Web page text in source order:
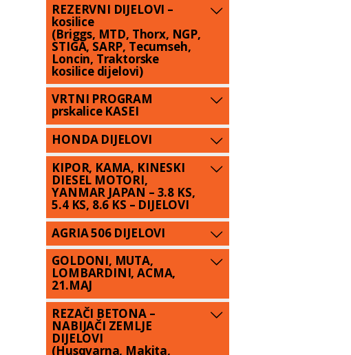
REZERVNI DIJELOVI –
kosilice
(Briggs, MTD, Thorx, NGP,
STIGA, SARP, Tecumseh,
Loncin, Traktorske
kosilice dijelovi)
VRTNI PROGRAM
prskalice KASEI
HONDA DIJELOVI
KIPOR, KAMA, KINESKI
DIESEL MOTORI,
YANMAR JAPAN – 3.8 KS,
5.4 KS, 8.6 KS – DIJELOVI
AGRIA 506 DIJELOVI
GOLDONI, MUTA,
LOMBARDINI, ACMA,
21.MAJ
REZAČI BETONA –
NABIJAČI ZEMLJE
DIJELOVI
(Husqvarna, Makita,